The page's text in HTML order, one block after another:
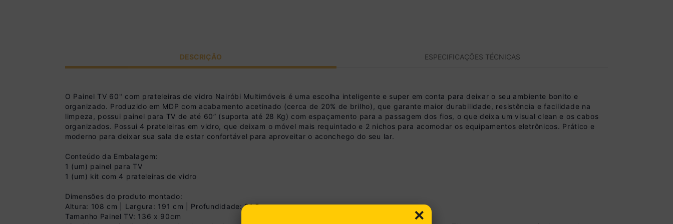
DESCRIÇÃO ESPECIFICAÇÕES TÉCNICAS
O Painel TV 60" com prateleiras de vidro Nairóbi Multimóveis é uma escolha inteligente e super em conta para deixar o seu ambiente bonito e
organizado. Produzido em MDP com acabamento acetinado (cerca de 20% de brilho), que garante maior durabilidade, resistência e facilidade na
limpeza, possui painel para TV de até 60” (suporta até 28 Kg) com espaçamento para a passagem dos fios, o que deixa um visual clean e os cabos
organizados. Possui 4 prateleiras em vidro, que deixam o móvel mais requintado e 2 nichos para acomodar os equipamentos eletrônicos. Prático e
moderno para deixar sua sala de estar confortável para aproveitar o aconchego do seu lar.
Conteúdo da Embalagem:
1 (um) painel para TV
1 (um) kit com 4 prateleiras de vidro
Dimensões do produto montado:
Altura: 108 cm | Largura: 191 cm | Profundidade: 31,5 cm
Tamanho Painel TV: 136 x 90cm
×